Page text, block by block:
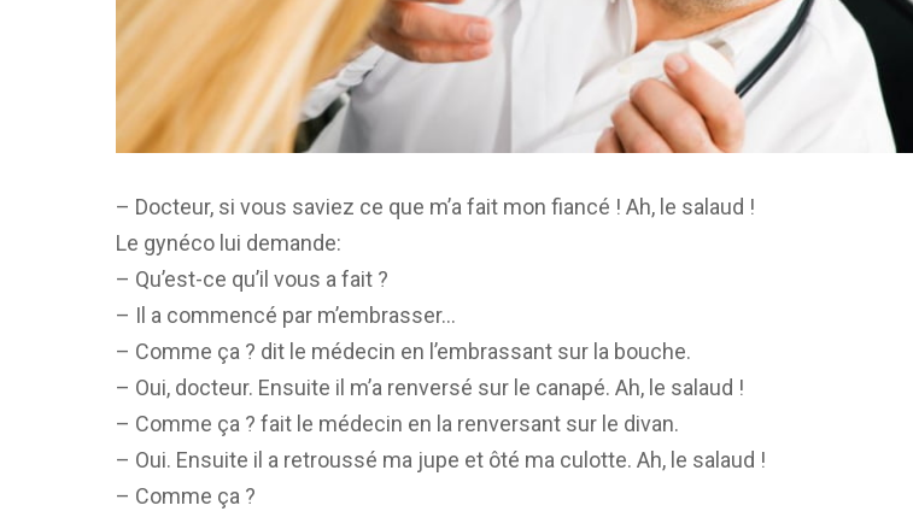
– Docteur, si vous saviez ce que m’a fait mon fiancé ! Ah, le salaud !
Le gynéco lui demande:
– Qu’est-ce qu’il vous a fait ?
– Il a commencé par m’embrasser…
– Comme ça ? dit le médecin en l’embrassant sur la bouche.
– Oui, docteur. Ensuite il m’a renversé sur le canapé. Ah, le salaud !
– Comme ça ? fait le médecin en la renversant sur le divan.
– Oui. Ensuite il a retroussé ma jupe et ôté ma culotte. Ah, le salaud !
– Comme ça ?